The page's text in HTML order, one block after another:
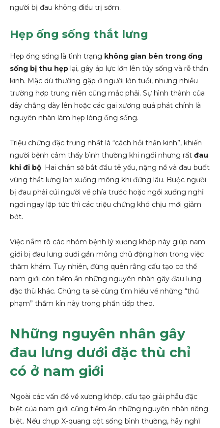
người bị đau không điều trị sớm.
Hẹp ống sống thắt lưng
Hẹp ống sống là tình trạng không gian bên trong ống
sống bị thu hẹp lại, gây áp lực lớn lên tủy sống và rễ thần
kinh. Mặc dù thường gặp ở người lớn tuổi, nhưng nhiều
trường hợp trung niên cũng mắc phải. Sự hình thành của
dây chằng dày lên hoặc các gai xương quá phát chính là
nguyên nhân làm hẹp lòng ống sống.
Triệu chứng đặc trưng nhất là “cách hồi thần kinh”, khiến
người bệnh cảm thấy bình thường khi ngồi nhưng rất đau
khi đi bộ. Hai chân sẽ bắt đầu tê yếu, nặng nề và đau buốt
vùng thắt lưng lan xuống mông khi đứng lâu. Buộc người
bị đau phải cúi người về phía trước hoặc ngồi xuống nghỉ
ngơi ngay lập tức thì các triệu chứng khó chịu mới giảm
bớt.
Việc nắm rõ các nhóm bệnh lý xương khớp này giúp nam
giới bị đau lưng dưới gần mông chủ động hơn trong việc
thăm khám. Tuy nhiên, đừng quên rằng cấu tạo cơ thể
nam giới còn tiềm ẩn những nguyên nhân gây đau lưng
đặc thù khác. Chúng ta sẽ cùng tìm hiểu về những “thủ
phạm” thầm kín này trong phần tiếp theo.
Những nguyên nhân gây
đau lưng dưới đặc thù chỉ
có ở nam giới
Ngoài các vấn đề về xương khớp, cấu tạo giải phẫu đặc
biệt của nam giới cũng tiềm ẩn những nguyên nhân riêng
biệt. Nếu chụp X-quang cột sống bình thường, hãy nghĩ